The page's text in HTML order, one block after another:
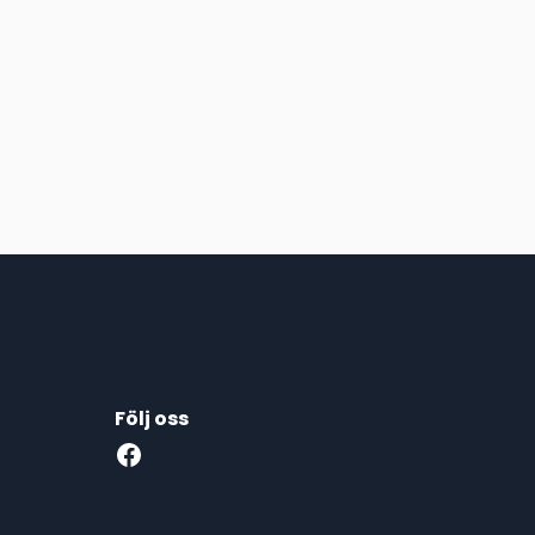
Följ oss
Facebook